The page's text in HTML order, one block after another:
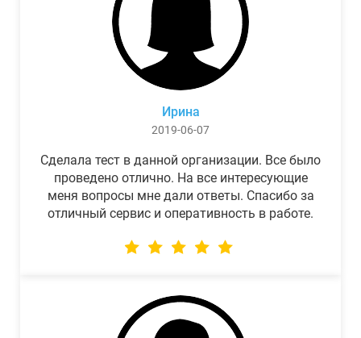
Ирина
2019-06-07
Сделала тест в данной организации. Все было
проведено отлично. На все интересующие
меня вопросы мне дали ответы. Спасибо за
отличный сервис и оперативность в работе.